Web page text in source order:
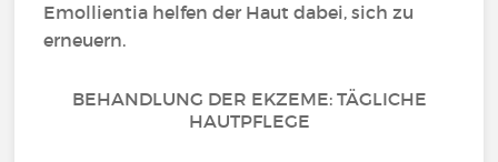
Emollientia helfen der Haut dabei, sich zu
erneuern.
BEHANDLUNG DER EKZEME: TÄGLICHE
HAUTPFLEGE